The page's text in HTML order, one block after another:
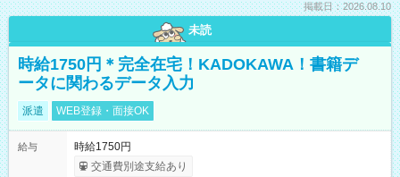
掲載日：2026.08.10
未読
時給1750円＊完全在宅！KADOKAWA！書籍デ
ータに関わるデータ入力
派遣 WEB登録・面接OK
給与
時給1750円
交通費別途支給あり